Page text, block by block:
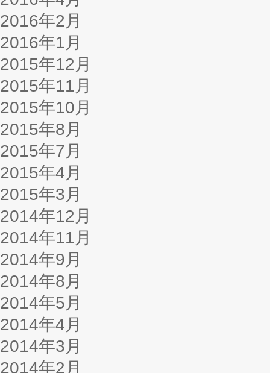
2016年2月
2016年1月
2015年12月
2015年11月
2015年10月
2015年8月
2015年7月
2015年4月
2015年3月
2014年12月
2014年11月
2014年9月
2014年8月
2014年5月
2014年4月
2014年3月
2014年2月